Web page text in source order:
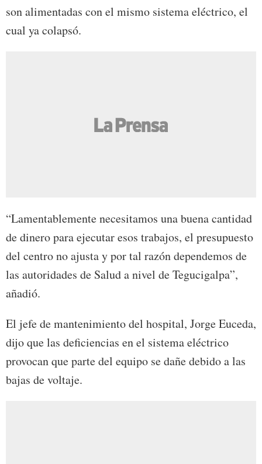
son alimentadas con el mismo sistema eléctrico, el
cual ya colapsó.
“Lamentablemente necesitamos una buena cantidad
de dinero para ejecutar esos trabajos, el presupuesto
del centro no ajusta y por tal razón dependemos de
las autoridades de Salud a nivel de Tegucigalpa”,
añadió.
El jefe de mantenimiento del hospital, Jorge Euceda,
dijo que las deficiencias en el sistema eléctrico
provocan que parte del equipo se dañe debido a las
bajas de voltaje.